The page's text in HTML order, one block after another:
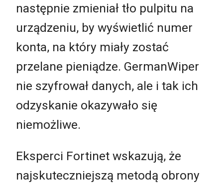
następnie zmieniał tło pulpitu na
urządzeniu, by wyświetlić numer
konta, na który miały zostać
przelane pieniądze. GermanWiper
nie szyfrował danych, ale i tak ich
odzyskanie okazywało się
niemożliwe.
Eksperci Fortinet wskazują, że
najskuteczniejszą metodą obrony